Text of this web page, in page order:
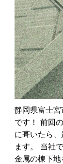
静岡県富士
です！ 前回
に葺いたら
ます。 当社
金属の棟下